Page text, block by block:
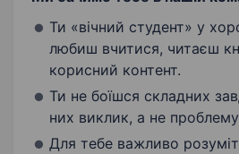
Ти «вічний студент» у
любиш вчитися, читаєш
корисний контент.
Ти не боїшся складних
них виклик, а не
Для тебе важливо